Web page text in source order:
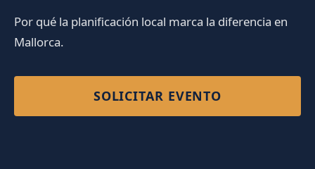
Por qué la planificación local marca la diferencia en
Mallorca.
SOLICITAR EVENTO